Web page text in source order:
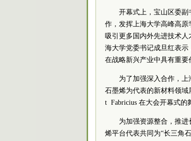
开幕式上，宝山区委
作，发挥上海大学高峰高原
吸引更多国内外先进技术人
海大学党委书记成旦红表示
在战略新兴产业中具有重要
为了加强深入合作，
石墨烯为代表的新材料领域
t Fabricius 在大会开幕式的
为加强资源整合，推
烯平台代表共同为“长三角